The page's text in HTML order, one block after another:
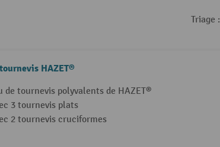
Triage :
HAZET®
de tournevis polyvalents de HAZET®
3 tournevis plats
2 tournevis cruciformes